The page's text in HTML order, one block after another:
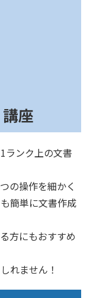
座
ランク上の文書
の操作を細かく
簡単に文書作成
方にもおすすめ
れません！